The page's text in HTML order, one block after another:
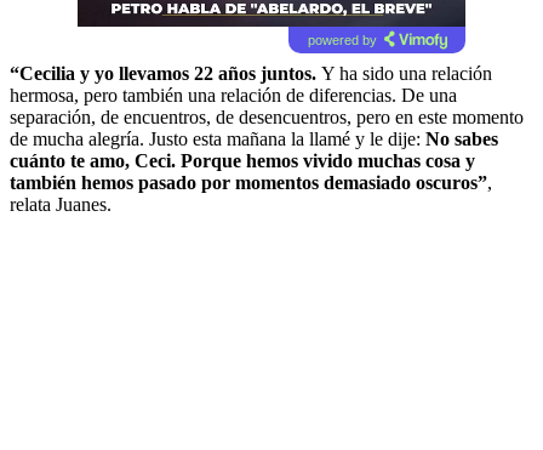
powered by
“Cecilia y yo llevamos 22 años juntos. Y ha sido una relación
hermosa, pero también una relación de diferencias. De una
separación, de encuentros, de desencuentros, pero en este momento
de mucha alegría. Justo esta mañana la llamé y le dije: No sabes
cuánto te amo, Ceci. Porque hemos vivido muchas cosa y
también hemos pasado por momentos demasiado oscuros”,
relata Juanes.